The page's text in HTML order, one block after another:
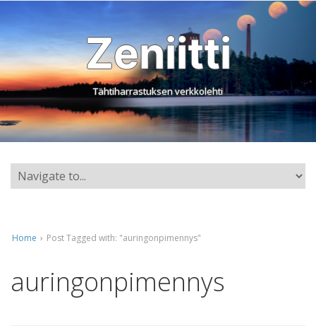
Zeniitti
Tähtiharrastuksen verkkolehti
Home › Post Tagged with: "auringonpimennys"
auringonpimennys